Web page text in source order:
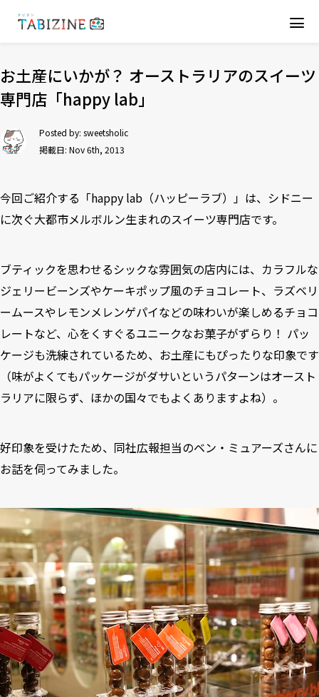
お土産にいかが？ オーストラリアのスイーツ
専門店「happy lab」
Posted by: sweetsholic
掲載日: Nov 6th, 2013
今回ご紹介する「happy lab（ハッピーラブ）」は、シドニー
に次ぐ大都市メルボルン生まれのスイーツ専門店です。
ブティックを思わせるシックな雰囲気の店内には、カラフルな
ジェリービーンズやケーキポップ風のチョコレート、ラズベリ
ームースやレモンメレンゲパイなどの味わいが楽しめるチョコ
レートなど、心をくすぐるユニークなお菓子がずらり！ パッ
ケージも洗練されているため、お土産にもぴったりな印象です
（味がよくてもパッケージがダサいというパターンはオースト
ラリアに限らず、ほかの国々でもよくありますよね）。
好印象を受けたため、同社広報担当のベン・ミュアーズさんに
お話を伺ってみました。